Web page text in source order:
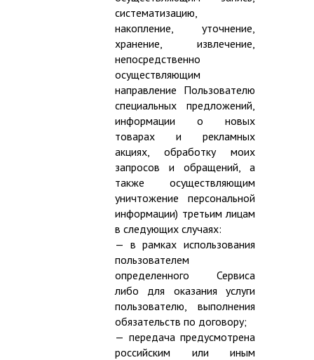
систематизацию,
накопление, уточнение,
хранение, извлечение,
непосредственно
осуществляющим
направление Пользователю
специальных предложений,
информации о новых
товарах и рекламных
акциях, обработку моих
запросов и обращений, а
также осуществляющим
уничтожение персональной
информации) третьим лицам
в следующих случаях:
— в рамках использования
пользователем
определенного Сервиса
либо для оказания услуги
пользователю, выполнения
обязательств по договору;
— передача предусмотрена
российским или иным